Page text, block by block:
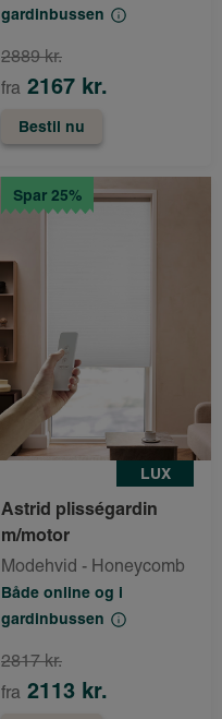
gardinbussen
fra 2167 kr.
2889 kr.
Bestil nu
Spar 25%
LUX
Astrid plisségardin
m/motor
Modehvid - Honeycomb
Både online og i
gardinbussen
fra 2113 kr.
2817 kr.